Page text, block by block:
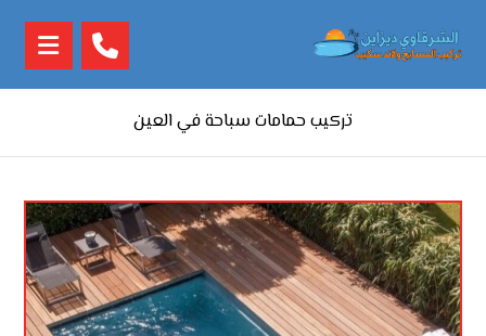
تركيب حمامات سباحة في العين